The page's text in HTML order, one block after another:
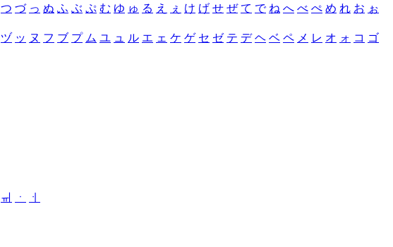
つ づ っ ぬ ふ ぶ ぷ む ゆ ゅ る え ぇ け げ せ ぜ て で ね へ べ ぺ め れ お ぉ
ヅ ッ ヌ フ ブ プ ム ユ ュ ル エ ェ ケ ゲ セ ゼ テ デ ヘ ベ ペ メ レ オ ォ コ ゴ
ㆌ ㆍ
ㆎ